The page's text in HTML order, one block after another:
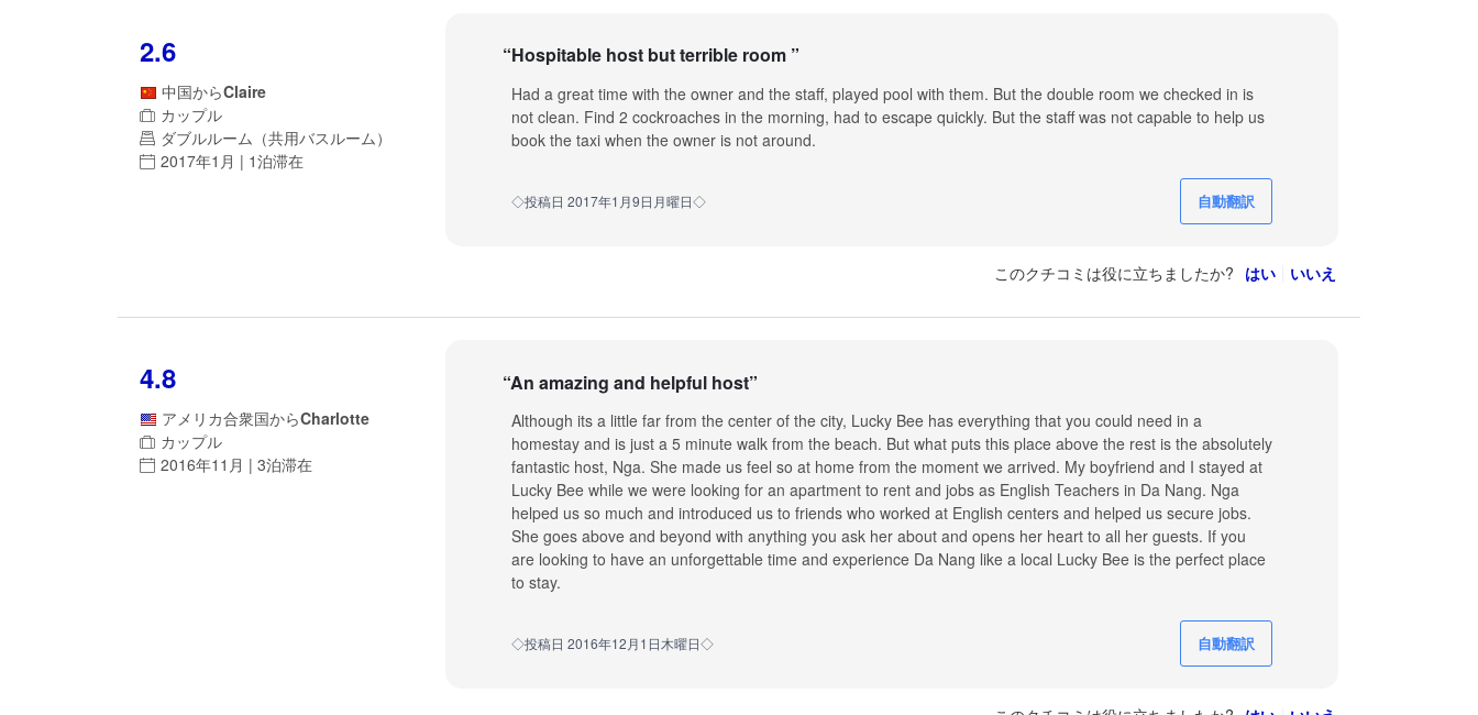
2.6
中国からClaire
カップル
ダブルルーム（共用バスルーム）
2017年1月 | 1泊滞在
“Hospitable host but terrible room ”
Had a great time with the owner and the staff, played pool with them. But the double room we checked in is
not clean. Find 2 cockroaches in the morning, had to escape quickly. But the staff was not capable to help us
book the taxi when the owner is not around.
◇投稿日 2017年1月9日月曜日◇ 自動翻訳
このクチコミは役に立ちましたか? はい いいえ
4.8
アメリカ合衆国からCharlotte
カップル
2016年11月 | 3泊滞在
“An amazing and helpful host”
Although its a little far from the center of the city, Lucky Bee has everything that you could need in a
homestay and is just a 5 minute walk from the beach. But what puts this place above the rest is the absolutely
fantastic host, Nga. She made us feel so at home from the moment we arrived. My boyfriend and I stayed at
Lucky Bee while we were looking for an apartment to rent and jobs as English Teachers in Da Nang. Nga
helped us so much and introduced us to friends who worked at English centers and helped us secure jobs.
She goes above and beyond with anything you ask her about and opens her heart to all her guests. If you
are looking to have an unforgettable time and experience Da Nang like a local Lucky Bee is the perfect place
to stay.
◇投稿日 2016年12月1日木曜日◇ 自動翻訳